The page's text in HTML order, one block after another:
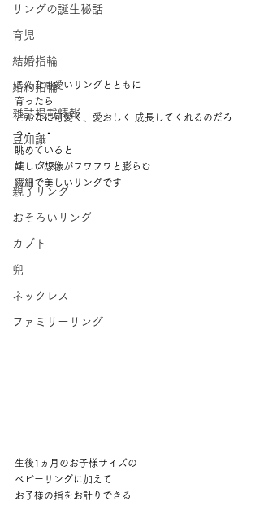
リングの誕生秘話
育児
結婚指輪
婚約指輪
雑誌掲載情報
豆知識
ロータス
親子リング
おそろいリング
カブト
兜
ネックレス
ファミリーリング
こんな可愛いリングとともに
育ったら
どんなに可愛く、愛おしく 成長してくれるのだろ
う・・・
眺めていると
嬉しい想像がフワフワと膨らむ
繊細で美しいリングです
生後1ヵ月のお子様サイズの
ベビーリングに加えて
お子様の指をお計りできる